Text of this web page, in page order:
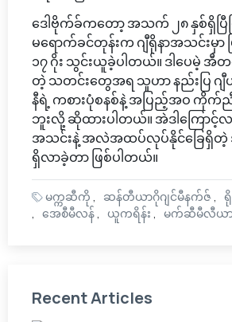
ဒေါဗိုက်ခ်ကတော့ အသက် ၂၈ နှစ်ရှိပြီဖြ
မရောက်ခင်တုန်းက ဂျီရိုနာအသင်းမှာ
၁၇ ဂိုး သွင်းယူခဲ့ပါတယ်။ ဒါပေမဲ့ အီတ
တဲ့ သတင်းတွေအရ သူဟာ နည်းပြ ဂျီ
နီရဲ့ ကစားပုံစနစ်နဲ့ အပြည့်အဝ ကိုက်
ဘူးလို့ ဆိုထားပါတယ်။ အဲဒါကြောင့်
အသင်းနဲ့ အလဲအထပ်လုပ်နိုင်ခြေရှိတဲ့
ရှိလာခဲ့တာ ဖြစ်ပါတယ်။
မက္ကဆီကို ဆန်တီယာဂိုဂျင်မီနက်ဇ် ရို
အေစီမီလန်
ယူကရိန်း မက်ဆီမီလီယ
Recent Articles